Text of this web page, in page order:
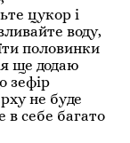
цукор і
воду,
половинки
ще додаю
зефір
не буде
в себе багато